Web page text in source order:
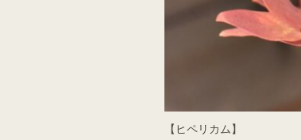
【ヒペリカム】